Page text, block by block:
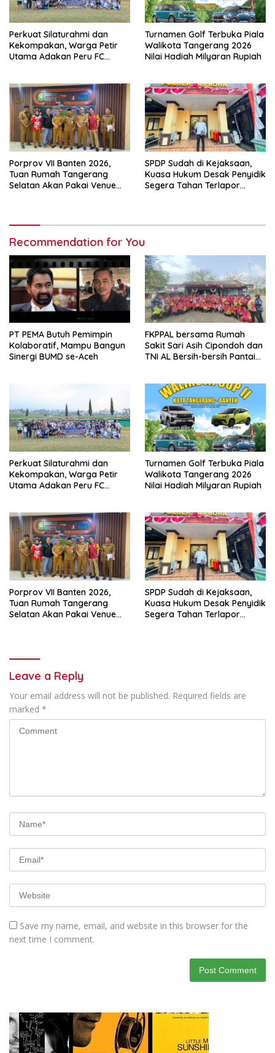
Perkuat Silaturahmi dan
Kekompakan, Warga Petir
Utama Adakan Peru FC
Turnamen Golf Terbuka Piala
Walikota Tangerang 2026
Nilai Hadiah Milyaran Rupiah
Porprov VII Banten 2026,
Tuan Rumah Tangerang
Selatan Akan Pakai Venue
SPDP Sudah di Kejaksaan,
Kuasa Hukum Desak Penyidik
Segera Tahan Terlapor
Recommendation for You
PT PEMA Butuh Pemimpin
Kolaboratif, Mampu Bangun
Sinergi BUMD se-Aceh
FKPPAL bersama Rumah
Sakit Sari Asih Cipondoh dan
TNI AL Bersih-bersih Pantai
Perkuat Silaturahmi dan
Kekompakan, Warga Petir
Utama Adakan Peru FC
Turnamen Golf Terbuka Piala
Walikota Tangerang 2026
Nilai Hadiah Milyaran Rupiah
Porprov VII Banten 2026,
Tuan Rumah Tangerang
Selatan Akan Pakai Venue
SPDP Sudah di Kejaksaan,
Kuasa Hukum Desak Penyidik
Segera Tahan Terlapor
Leave a Reply
Your email address will not be published. Required fields are
marked *
Save my name, email, and website in this browser for the
next time I comment.